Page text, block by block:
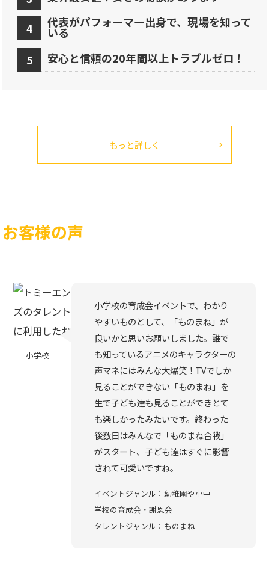
代表がパフォーマー出身で、現場を知って
いる
安心と信頼の20年間以上トラブルゼロ！
もっと詳しく
お客様の声
小学校
小学校の育成会イベントで、わかり
やすいものとして、「ものまね」が
良いかと思いお願いしました。誰で
も知っているアニメのキャラクターの
声マネにはみんな大爆笑！TVでしか
見ることができない「ものまね」を
生で子ども達も見ることができとて
も楽しかったみたいです。終わった
後数日はみんなで「ものまね合戦」
がスタート、子ども達はすぐに影響
されて可愛いですね。
イベントジャンル：幼稚園や小中
学校の育成会・謝恩会
タレントジャンル：ものまね